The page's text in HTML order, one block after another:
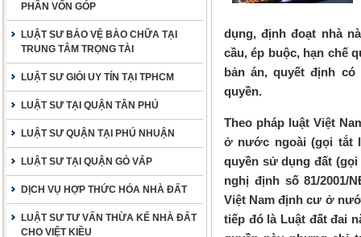
PHẦN VỐN GÓP
LUẬT SƯ BẢO VỆ BÀO CHỮA TẠI
TRUNG TÂM TRỌNG TÀI
LUẬT SƯ GIỎI UY TÍN TẠI TPHCM
LUẬT SƯ TẠI QUẬN TÂN PHÚ
LUẬT SƯ QUẬN TẠI PHÚ NHUẬN
LUẬT SƯ TẠI QUẬN GÒ VẤP
DỊCH VỤ HỢP THỨC HÓA NHÀ ĐẤT
LUẬT SƯ TƯ VẤN THỪA KẾ NHÀ ĐẤT
CHO VIỆT KIỀU
dụng, định đoạt nhà
cầu, ép buộc, hạn chế
bản án, quyết định
quyền.
Theo pháp luật Việt
ở nước ngoài (gọi tắt
quyền sử dụng đất (gọi
nghị định số 81/2001/
Việt Nam định cư ở
tiếp đó là Luật đất đai